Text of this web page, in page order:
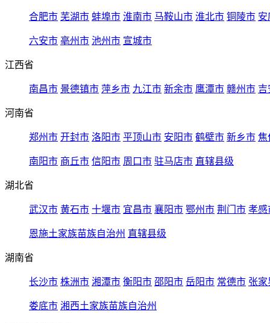
合肥市 芜湖市 蚌埠市 淮南市 马鞍山市 淮北市 铜陵市 安
六安市 亳州市 池州市 宣城市
江西省
南昌市 景德镇市 萍乡市 九江市 新余市 鹰潭市 赣州市 吉
河南省
郑州市 开封市 洛阳市 平顶山市 安阳市 鹤壁市 新乡市 焦
南阳市 商丘市 信阳市 周口市 驻马店市 直辖县级
湖北省
武汉市 黄石市 十堰市 宜昌市 襄阳市 鄂州市 荆门市 孝感
恩施土家族苗族自治州 直辖县级
湖南省
长沙市 株洲市 湘潭市 衡阳市 邵阳市 岳阳市 常德市 张家
娄底市 湘西土家族苗族自治州